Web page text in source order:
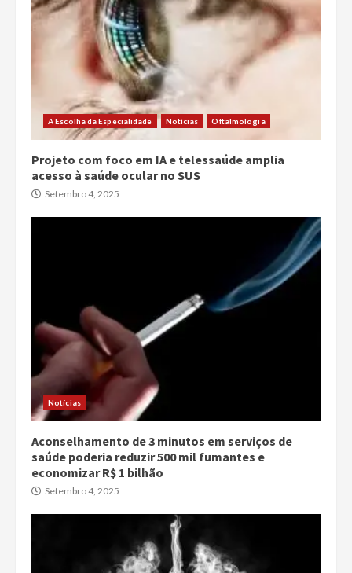
A Escolha da Especialidade Notícias Oftalmologia
Projeto com foco em IA e telessaúde amplia
acesso à saúde ocular no SUS
Setembro 4, 2025
Notícias
Aconselhamento de 3 minutos em serviços de
saúde poderia reduzir 500 mil fumantes e
economizar R$ 1 bilhão
Setembro 4, 2025